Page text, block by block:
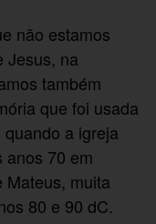
não estamos
Jesus, na
também
que foi usada
a igreja
anos 70 em
Mateus, muita
80 e 90 dC.